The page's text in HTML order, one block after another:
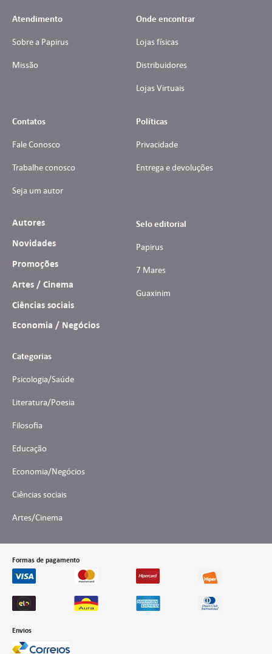
Atendimento
Sobre a Papirus
Missão
Onde encontrar
Lojas físicas
Distribuidores
Lojas Virtuais
Contatos
Fale Conosco
Trabalhe conosco
Seja um autor
Políticas
Privacidade
Entrega e devoluções
Autores
Novidades
Promoções
Artes / Cinema
Ciências sociais
Economia / Negócios
Selo editorial
Papirus
7 Mares
Guaxinim
Categorias
Psicologia/Saúde
Literatura/Poesia
Filosofia
Educação
Economia/Negócios
Ciências sociais
Artes/Cinema
Formas de pagamento
Envios